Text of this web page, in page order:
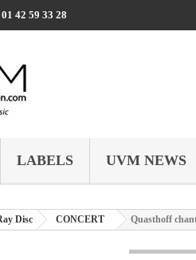
01 42 59 33 28
LABELS UVM NEWS
Disc CONCERT Quasthoff